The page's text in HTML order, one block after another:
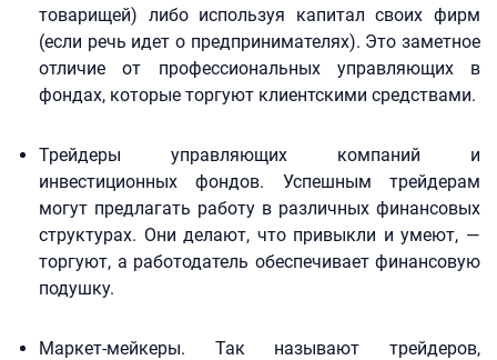
товарищей) либо используя капитал своих фирм
(если речь идет о предпринимателях). Это заметное
отличие от профессиональных управляющих в
фондах, которые торгуют клиентскими средствами.
Трейдеры управляющих компаний и
инвестиционных фондов. Успешным трейдерам
могут предлагать работу в различных финансовых
структурах. Они делают, что привыкли и умеют, —
торгуют, а работодатель обеспечивает финансовую
подушку.
Маркет-мейкеры. Так называют трейдеров,